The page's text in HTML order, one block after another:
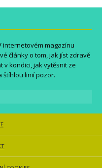
internetovém magazínu
články o tom, jak jíst zdravě
v kondici, jak vytěsnit ze
štíhlou linií pozor.